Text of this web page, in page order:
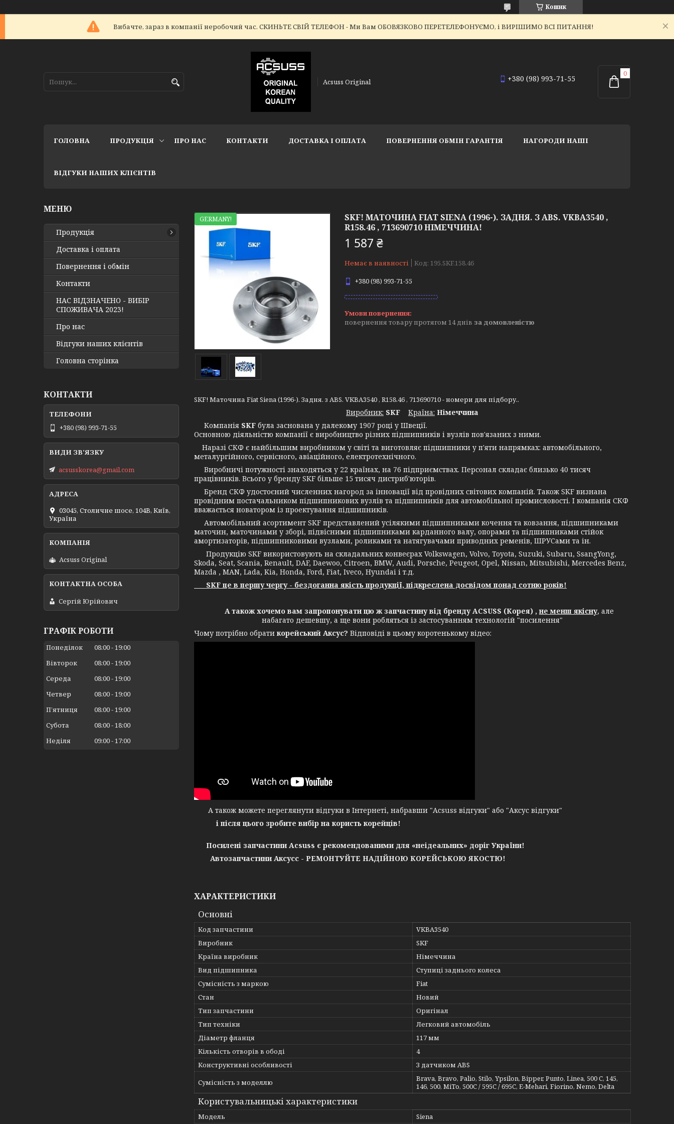
Кошик
Вибачте, зараз в компанії неробочий час. СКИНЬТЕ СВІЙ ТЕЛЕФОН - Ми Вам ОБОВЯЗКОВО ПЕРЕТЕЛЕФОНУЄМО, і ВИРІШИМО ВСІ ПИТАННЯ!
Acsuss Original +380 (98) 993-71-55
ГОЛОВНА ПРОДУКЦІЯ ПРО НАС КОНТАКТИ ДОСТАВКА І ОПЛАТА ПОВЕРНЕННЯ ОБМІН ГАРАНТІЯ НАГОРОДИ НАШІ
ВІДГУКИ НАШИХ КЛІЄНТІВ
GERMANY!
SKF! МАТОЧИНА FIAT SIENA (1996-). ЗАДНЯ. З ABS. VKBA3540 ,
R158.46 , 713690710 НІМЕЧЧИНА!
1 587 ₴
Немає в наявності Код: 195.SKF.158.46
+380 (98) 993-71-55
повернення товару протягом 14 днів за домовленістю
SKF! Маточина Fiat Siena (1996-). Задня. з ABS. VKBA3540 , R158.46 , 713690710 - номери для підбору..
Виробник: SKF Крaїна: Німеччина
Компанія SKF була заснована у далекому 1907 році у Швеції.
Основною діяльністю компанії є виробництво різних підшипників і вузлів пов'язаних з ними.
Наразі СКФ є найбільшим виробником у світі та виготовляє підшипники у п'яти напрямках: автомобільного,
металургійного, сервісного, авіаційного, електротехнічного.
Виробничі потужності знаходяться у 22 країнах, на 76 підприємствах. Персонал складає близько 40 тисяч
працівників. Всього у бренду SKF більше 15 тисяч дистриб'юторів.
Бренд СКФ удостоєний численних нагород за інновації від провідних світових компаній. Також SKF визнана
провідним постачальником підшипникових вузлів та підшипників для автомобільної промисловості. І компанія СКФ
вважається новатором із проектування підшипників.
Автомобільний асортимент SKF представлений усілякими підшипниками кочення та ковзання, підшипниками
маточин, маточинами у зборі, підвісними підшипниками карданного валу, опорами та підшипниками стійок
амортизаторів, підшипниковими вузлами, роликами та натягувачами приводних ременів, ШРУСами та ін.
Продукцію SKF використовують на складальних конвеєрах Volkswagen, Volvo, Toyota, Suzuki, Subaru, SsangYong,
Skoda, Seat, Scania, Renault, DAF, Daewoo, Citroen, BMW, Audi, Porsche, Peugeot, Opel, Nissan, Mitsubishi, Mercedes Benz,
Mazda , MAN, Lada, Kia, Honda, Ford, Fiat, Iveco, Hyundai і т.д.
SKF це в першу чергу - бездоганна якість продукції, підкреслена досвідом понад сотню років!
А також хочемо вам запропонувати цю ж запчастину від бренду ACSUSS (Корея) ,не менш якісну, але
набагато дешевшу, а ще вони робляться із застосуванням технологій "посилення"
Чому потрібно обратикорейський Аксус? Відповіді в цьому коротенькому відео:
А також можете переглянути відгуки в Інтернеті, набравши "Acsuss відгуки" або "Аксус відгуки"
і після цього зробите вибір на користь корейців!
Посилені запчастини Acsuss є рекомендованими для «неідеальних» доріг України!
Автозапчастини Аксусс - РЕМОНТУЙТЕ НАДІЙНОЮ КОРЕЙСЬКОЮ ЯКОСТЮ!
ХАРАКТЕРИСТИКИ
Основні
Код запчастини
VKBA3540
Виробник
SKF
Країна виробник
Німеччина
Вид підшипника
Ступиці заднього колеса
Сумісність з маркою
Fiat
Стан
Новий
Тип запчастини
Оригінал
Тип техніки
Легковий автомобіль
Діаметр фланця
117 мм
Кількість отворів в ободі
4
Конструктивні особливості
З датчиком ABS
Сумісність з моделлю
Brava, Bravo, Palio, Stilo, Ypsilon, Bipper, Punto, Linea, 500 C, 145,
146, 500, MiTo, 500C / 595C / 695C, E-Mehari, Fiorino, Nemo, Delta
Користувальницькі характеристики
Мoдель Siena
Продукція
Доставка і оплата
Повернення і обмін
Контакти
НАС ВІДЗНАЧЕНО - ВИБІР
СПОЖИВАЧА 2023!
Про нас
Відгуки наших клієнтів
Головна сторінка
КОНТАКТИ
+380 (98) 993-71-55
acsusskorea@gmail.com
03045, Столичне шосе, 104B, Київ,
Україна
Acsuss Original
Сергій Юрійович
ГРАФІК РОБОТИ
Понеділок 08:00 19:00
Вівторок
08:00 19:00
Середа
08:00 19:00
Четвер
08:00 19:00
Пʼятниця
08:00 19:00
Субота
08:00 18:00
Неділя
09:00 17:00